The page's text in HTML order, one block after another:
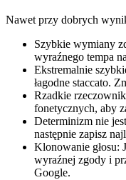
Nawet przy dobrych
Szybkie wymiany
wyraźnego tempa
Ekstremalnie
łagodne staccato.
Rzadkie
fonetycznych, aby
Determinizm nie
następnie zapisz
Klonowanie głosu:
wyraźnej zgody i
Google.